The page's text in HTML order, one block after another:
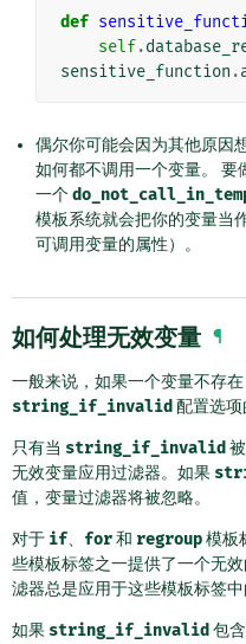
def
self.
sensitive_function .
偶尔你可能会因为其他原因
如何都不调用一个变量。 要
一个
模板系统就会把你的变量当
可调用变量的属性）。
如何处理无效变量 ¶
一般来说，如果一个变量不存
string_if_invalid 配置选
只有当 string_if_invalid
无效变量应用过滤器。如果
值，变量过滤器将被忽略。
对于 if、 for和 regroup模板
些模板标签之一提供了一个无
滤器总是应用于这些模板标签中
如果 string_if_invalid 包含